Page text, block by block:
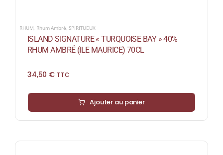
RHUM Rhum Ambré ,SPIRITUEUX
ISLAND SIGNATURE « TURQUOISE BAY » 40%
RHUM AMBRÉ (ILE MAURICE) 70CL
34,50 € TTC
Ajouter au panier